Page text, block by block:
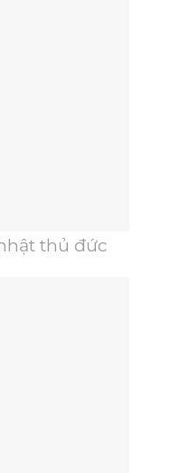
thủ đức